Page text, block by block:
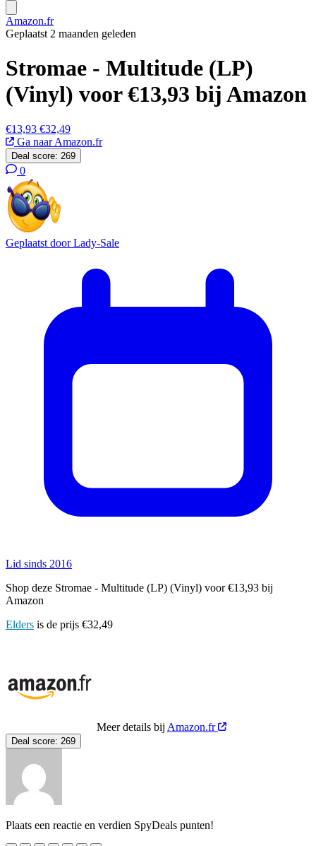
Amazon.fr
Geplaatst 2 maanden geleden
Stromae - Multitude (LP)
(Vinyl) voor €13,93 bij Amazon
€13,93 €32,49
Ga naar Amazon.fr
Deal score: 269
0
Geplaatst doorLady-Sale
Lid sinds 2016
Shop deze Stromae - Multitude (LP) (Vinyl) voor €13,93 bij
Amazon
Elders is de prijs €32,49
Meer details bij Amazon.fr
Deal score: 269
Plaats een reactie en verdien SpyDeals punten!